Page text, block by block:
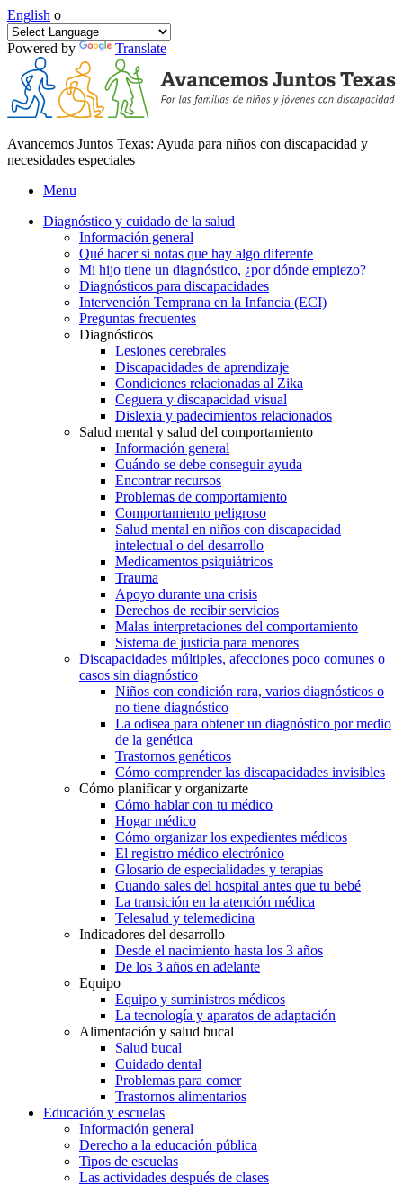
English o
Powered by Translate
Avancemos Juntos Texas: Ayuda para niños con discapacidad y
necesidades especiales
Menu
Diagnóstico y cuidado de la salud
Información general
Qué hacer si notas que hay algo diferente
Mi hijo tiene un diagnóstico, ¿por dónde empiezo?
Diagnósticos para discapacidades
Intervención Temprana en la Infancia (ECI)
Preguntas frecuentes
Diagnósticos
Lesiones cerebrales
Discapacidades de aprendizaje
Condiciones relacionadas al Zika
Ceguera y discapacidad visual
Dislexia y padecimientos relacionados
Salud mental y salud del comportamiento
Información general
Cuándo se debe conseguir ayuda
Encontrar recursos
Problemas de comportamiento
Comportamiento peligroso
Salud mental en niños con discapacidad
intelectual o del desarrollo
Medicamentos psiquiátricos
Trauma
Apoyo durante una crisis
Derechos de recibir servicios
Malas interpretaciones del comportamiento
Sistema de justicia para menores
Discapacidades múltiples, afecciones poco comunes o
casos sin diagnóstico
Niños con condición rara, varios diagnósticos o
no tiene diagnóstico
La odisea para obtener un diagnóstico por medio
de la genética
Trastornos genéticos
Cómo comprender las discapacidades invisibles
Cómo planificar y organizarte
Cómo hablar con tu médico
Hogar médico
Cómo organizar los expedientes médicos
El registro médico electrónico
Glosario de especialidades y terapias
Cuando sales del hospital antes que tu bebé
La transición en la atención médica
Telesalud y telemedicina
Indicadores del desarrollo
Desde el nacimiento hasta los 3 años
De los 3 años en adelante
Equipo
Equipo y suministros médicos
La tecnología y aparatos de adaptación
Alimentación y salud bucal
Salud bucal
Cuidado dental
Problemas para comer
Trastornos alimentarios
Educación y escuelas
Información general
Derecho a la educación pública
Tipos de escuelas
Las actividades después de clases